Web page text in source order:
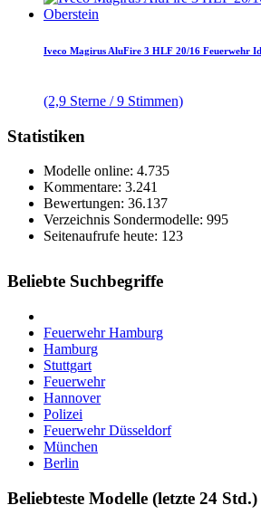
Iveco Magirus AluFire 3 HLF 20/16 Feuerwehr
(2,9 Sterne / 9 Stimmen)
Statistiken
Modelle online: 4.735
Kommentare: 3.241
Bewertungen: 36.137
Verzeichnis Sondermodelle: 995
Seitenaufrufe heute: 123
Beliebte Suchbegriffe
Feuerwehr Hamburg
Hamburg
Stuttgart
Feuerwehr
Hannover
Polizei
Feuerwehr Düsseldorf
München
Berlin
Beliebteste Modelle (letzte 24 Std.)